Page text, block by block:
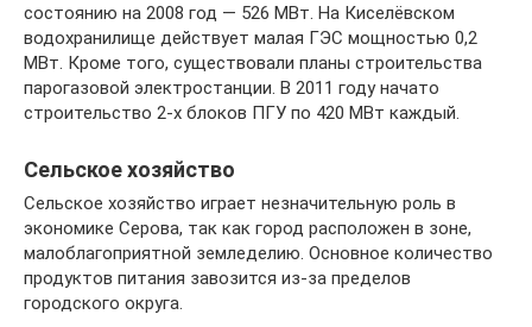
состоянию на 2008 год — 526 МВт. На Киселёвском
водохранилище действует малая ГЭС мощностью 0,2
МВт. Кроме того, существовали планы строительства
парогазовой электростанции. В 2011 году начато
строительство 2-х блоков ПГУ по 420 МВт каждый.
Сельское хозяйство
Сельское хозяйство играет незначительную роль в
экономике Серова, так как город расположен в зоне,
малоблагоприятной земледелию. Основное количество
продуктов питания завозится из-за пределов
городского округа.